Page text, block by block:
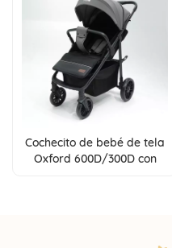
Cochecito de bebé de tela
Oxford 600D/300D con